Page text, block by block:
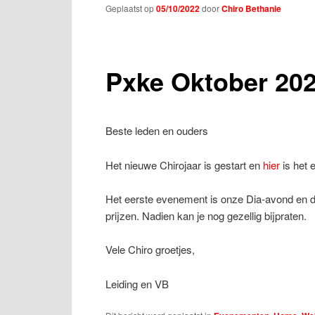
Pxke Oktober
Geplaatst op05/10/2022doorChiro Bethanie
Beste leden en ouders
Het nieuwe Chirojaar is gestart en hier is het
Het eerste evenement is onze Dia-avond en
prijzen. Nadien kan je nog gezellig bijpraten.
Vele Chiro groetjes,
Leiding en VB